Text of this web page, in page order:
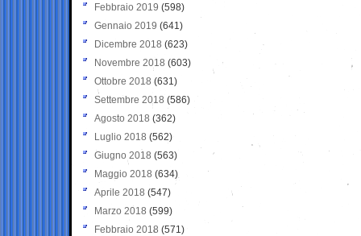
Febbraio 2019 (598)
Gennaio 2019 (641)
Dicembre 2018 (623)
Novembre 2018 (603)
Ottobre 2018 (631)
Settembre 2018 (586)
Agosto 2018 (362)
Luglio 2018 (562)
Giugno 2018 (563)
Maggio 2018 (634)
Aprile 2018 (547)
Marzo 2018 (599)
Febbraio 2018 (571)